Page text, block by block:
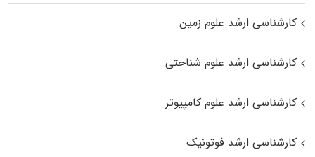
کارشناسی ارشد علوم زمین
کارشناسی ارشد علوم شناختی
کارشناسی ارشد علوم کامپیوتر
کارشناسی ارشد فوتونیک